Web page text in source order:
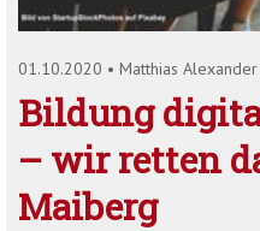
01.10.2020 • Matthias
Bildung
– wir retten
Maiberg